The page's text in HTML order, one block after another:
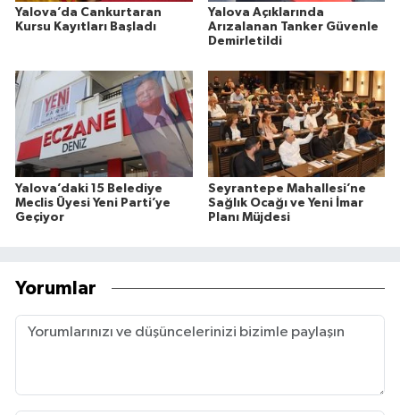
Yalova’da Cankurtaran
Kursu Kayıtları Başladı
Yalova Açıklarında
Arızalanan Tanker Güvenle
Demirletildi
Yalova’daki 15 Belediye
Meclis Üyesi Yeni Parti’ye
Geçiyor
Seyrantepe Mahallesi’ne
Sağlık Ocağı ve Yeni İmar
Planı Müjdesi
Yorumlar